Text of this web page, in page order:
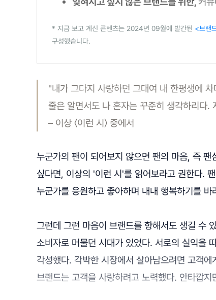
* 지금 보고 계신 콘텐츠는 2024년 09월에 발간된 <브랜
구성했습니다.
"내가 그다지 사랑하던 그대여 내 한평생에
줄은 알면서도 나 혼자는 꾸준히 생각하리다.
– 이상 〈이런 시〉 중에서
누군가의 팬이 되어보지 않으면 팬의 마음, 즉
싶다면, 이상의 '이런 시'를 읽어보라고 권한다.
누군가를 응원하고 좋아하며 내내 행복하기를 바
그런데 그런 마음이 브랜드를 향해서도 생길 수
소비자로 머물던 시대가 있었다. 서로의 실익을
각성했다. 각박한 시장에서 살아남으려면 고객
브랜드는 고객을 사랑하려고 노력했다. 안타깝지